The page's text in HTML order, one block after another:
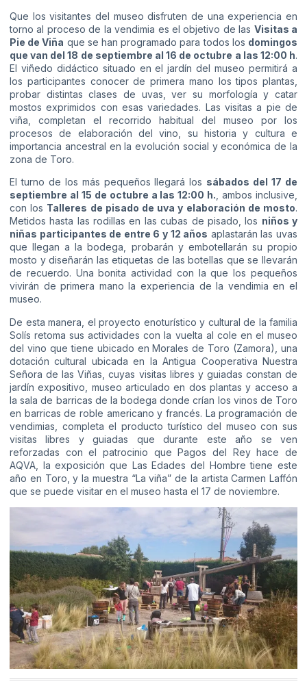
Que los visitantes del museo disfruten de una experiencia en
torno al proceso de la vendimia es el objetivo de las Visitas a
Pie de Viña que se han programado para todos los domingos
que van del 18 de septiembre al 16 de octubre a las 12:00 h.
El viñedo didáctico situado en el jardín del museo permitirá a
los participantes conocer de primera mano los tipos plantas,
probar distintas clases de uvas, ver su morfología y catar
mostos exprimidos con esas variedades. Las visitas a pie de
viña, completan el recorrido habitual del museo por los
procesos de elaboración del vino, su historia y cultura e
importancia ancestral en la evolución social y económica de la
zona de Toro.
El turno de los más pequeños llegará los sábados del 17 de
septiembre al 15 de octubre a las 12:00 h., ambos inclusive,
con los Talleres de pisado de uva y elaboración de mosto.
Metidos hasta las rodillas en las cubas de pisado, los niños y
niñas participantes de entre 6 y 12 años aplastarán las uvas
que llegan a la bodega, probarán y embotellarán su propio
mosto y diseñarán las etiquetas de las botellas que se llevarán
de recuerdo. Una bonita actividad con la que los pequeños
vivirán de primera mano la experiencia de la vendimia en el
museo.
De esta manera, el proyecto enoturístico y cultural de la familia
Solís retoma sus actividades con la vuelta al cole en el museo
del vino que tiene ubicado en Morales de Toro (Zamora), una
dotación cultural ubicada en la Antigua Cooperativa Nuestra
Señora de las Viñas, cuyas visitas libres y guiadas constan de
jardín expositivo, museo articulado en dos plantas y acceso a
la sala de barricas de la bodega donde crían los vinos de Toro
en barricas de roble americano y francés. La programación de
vendimias, completa el producto turístico del museo con sus
visitas libres y guiadas que durante este año se ven
reforzadas con el patrocinio que Pagos del Rey hace de
AQVA, la exposición que Las Edades del Hombre tiene este
año en Toro, y la muestra “La viña” de la artista Carmen Laffón
que se puede visitar en el museo hasta el 17 de noviembre.